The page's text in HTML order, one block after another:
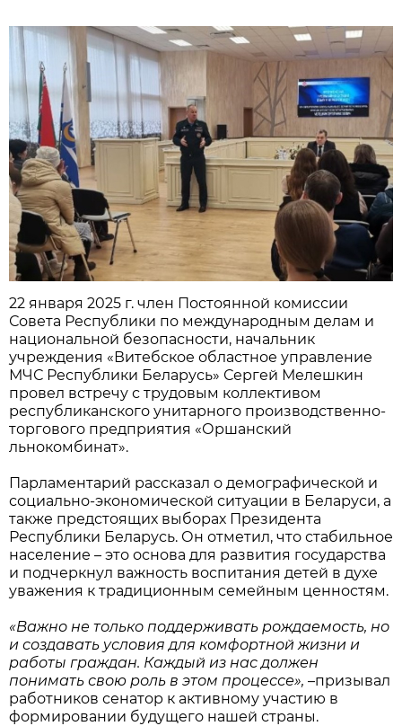
22 января 2025 г. член Постоянной комиссии
Совета Республики по международным делам и
национальной безопасности, начальник
учреждения «Витебское областное управление
МЧС Республики Беларусь» Сергей Мелешкин
провел встречу с трудовым коллективом
республиканского унитарного производственно-
торгового предприятия «Оршанский
льнокомбинат».
Парламентарий рассказал о демографической и
социально-экономической ситуации в Беларуси, а
также предстоящих выборах Президента
Республики Беларусь. Он отметил, что стабильное
население – это основа для развития государства
и подчеркнул важность воспитания детей в духе
уважения к традиционным семейным ценностям.
«Важно не только поддерживать рождаемость, но
и создавать условия для комфортной жизни и
работы граждан. Каждый из нас должен
понимать свою роль в этом процессе», –призывал
работников сенатор к активному участию в
формировании будущего нашей страны.